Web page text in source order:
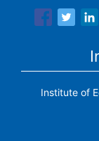
Institute of